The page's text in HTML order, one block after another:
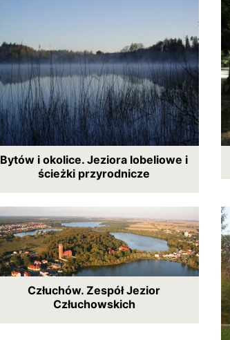
Bytów i okolice. Jeziora lobeliowe i
ścieżki przyrodnicze
Człuchów. Zespół Jezior
Człuchowskich